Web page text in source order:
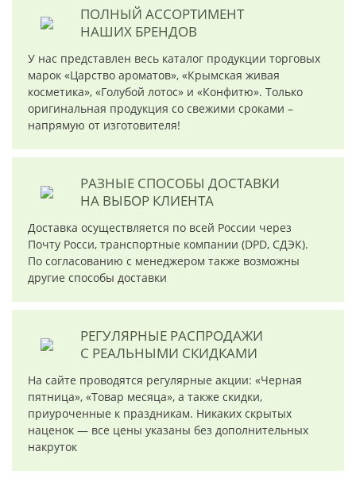
ПОЛНЫЙ АССОРТИМЕНТ
НАШИХ БРЕНДОВ
У нас представлен весь каталог продукции торговых
марок «Царство ароматов», «Крымская живая
косметика», «Голубой лотос» и «Конфитю». Только
оригинальная продукция со свежими сроками –
напрямую от изготовителя!
РАЗНЫЕ СПОСОБЫ ДОСТАВКИ
НА ВЫБОР КЛИЕНТА
Доставка осуществляется по всей России через
Почту Росси, транспортные компании (DPD, СДЭК).
По согласованию с менеджером также возможны
другие способы доставки
РЕГУЛЯРНЫЕ РАСПРОДАЖИ
С РЕАЛЬНЫМИ СКИДКАМИ
На сайте проводятся регулярные акции: «Черная
пятница», «Товар месяца», а также скидки,
приуроченные к праздникам. Никаких скрытых
наценок — все цены указаны без дополнительных
накруток